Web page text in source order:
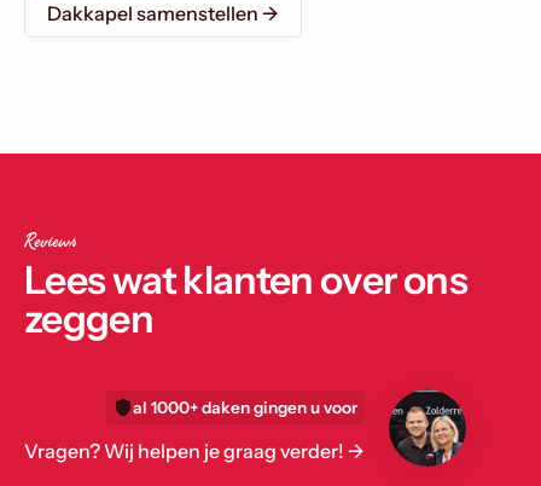
Dakkapel samenstellen →
Reviews
Lees wat klanten over ons
zeggen
al 1000+ daken gingen u voor
Vragen? Wij helpen je graag verder! ->